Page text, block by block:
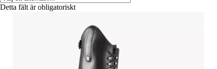
Detta fält är obligatoriskt